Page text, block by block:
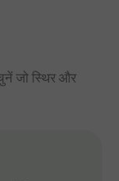
जो स्थिर और